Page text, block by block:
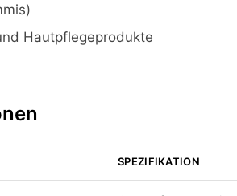
Hautpflegeprodukte
SPEZIFIKATION